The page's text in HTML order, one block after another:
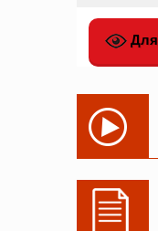
Для